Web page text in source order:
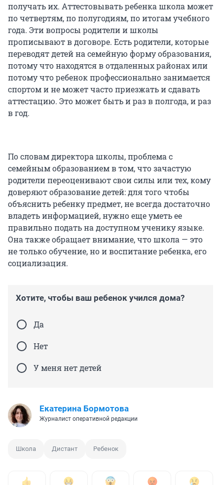
получать их. Аттестовывать ребенка школа может
по четвертям, по полугодиям, по итогам учебного
года. Эти вопросы родители и школы
прописывают в договоре. Есть родители, которые
переводят детей на семейную форму образования,
потому что находятся в отдаленных районах или
потому что ребенок профессионально занимается
спортом и не может часто приезжать и сдавать
аттестацию. Это может быть и раз в полгода, и раз
в год.
По словам директора школы, проблема с
семейным образованием в том, что зачастую
родители переоценивают свои силы или тех, кому
доверяют образование детей: для того чтобы
объяснить ребенку предмет, не всегда достаточно
владеть информацией, нужно еще уметь ее
правильно подать на доступном ученику языке.
Она также обращает внимание, что школа — это
не только обучение, но и воспитание ребенка, его
социализация.
Хотите, чтобы ваш ребенок учился дома?
Да
Нет
У меня нет детей
Екатерина Бормотова
Журналист оперативной редакции
Школа Дистант Ребенок